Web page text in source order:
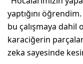
yaptığını
bu çalışmaya
karaciğerin
zeka sayesinde